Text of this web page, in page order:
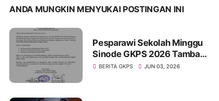
ANDA MUNGKIN MENYUKAI POSTINGAN INI
Pesparawi Sekolah Minggu
Sinode GKPS 2026 Tambah
Kuota Peserta, Juara III
BERITA GKPS JUN 03, 2026